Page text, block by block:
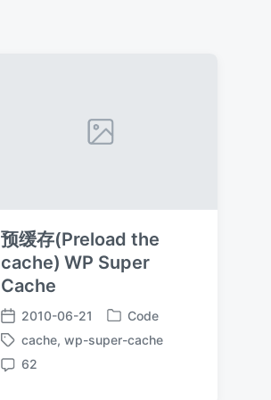
预缓存(Preload the
cache) WP Super
Cache
发
布
日
2010-06-21
发
布
Code
标
签
cache,wp-super-cache
评
62